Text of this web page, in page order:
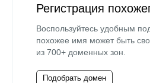
Регистрация
Воспользуйтесь удобным
похожее имя может быть
из 700+ доменных зон.
Подобрать домен